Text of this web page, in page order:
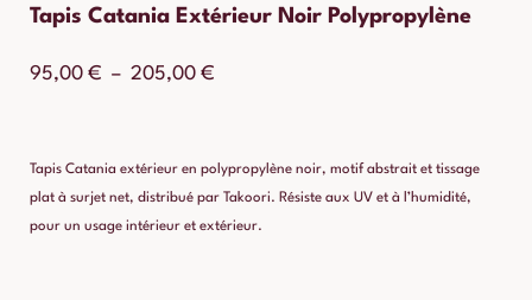
Tapis Catania Extérieur Noir Polypropylène
95,00 € – 205,00 €
95,00 €
à
Tapis Catania extérieur en polypropylène noir, motif abstrait et tissage
plat à surjet net, distribué par Takoori. Résiste aux UV et à l’humidité,
pour un usage intérieur et extérieur.